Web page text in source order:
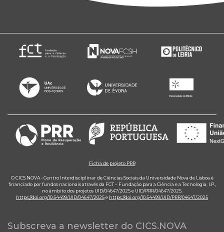
Ficha de projeto PRR
O CICS.NOVA - Centro Interdisciplinar de Ciências Sociais da Universidade Nova de Lisboa é
financiado por fundos nacionais através da FCT – Fundação para a Ciência e a Tecnologia, I.P.,
no âmbito dos projetos UID/04647/2025 e UID/PRR/04647/2025.
https://doi.org/10.54499/UID/04647/2025e https://doi.org/10.54499/UID/PRR/04647/2025
Subscreva a newsletter do CICS.NOVA